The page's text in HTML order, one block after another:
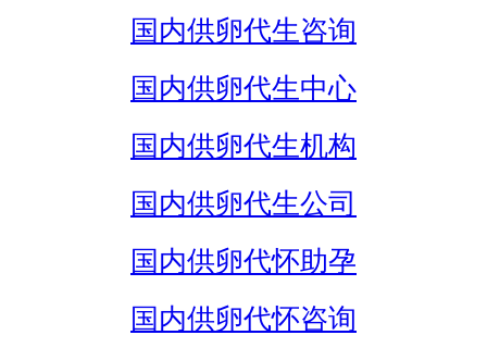
国内供卵代生咨询
国内供卵代生中心
国内供卵代生机构
国内供卵代生公司
国内供卵代怀助孕
国内供卵代怀咨询